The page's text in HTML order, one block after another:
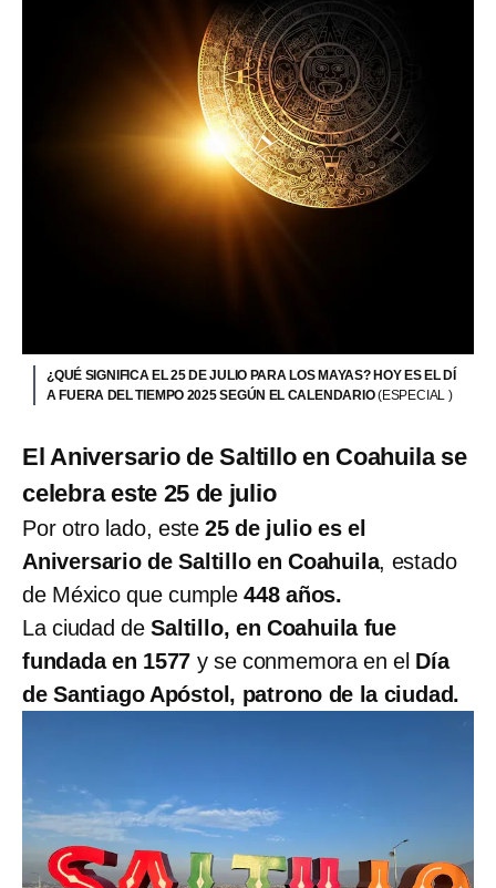
¿QUÉ SIGNIFICA EL 25 DE JULIO PARA LOS MAYAS? HOY ES EL DÍ
A FUERA DEL TIEMPO 2025 SEGÚN EL CALENDARIO(ESPECIAL )
El Aniversario de Saltillo en Coahuila se
celebra este 25 de julio
Por otro lado, este25 de julio es el
Aniversario de Saltillo en Coahuila, estado
de México que cumple448 años.
La ciudad deSaltillo, en Coahuila fue
fundada en 1577 y se conmemora en el Día
de Santiago Apóstol, patrono de la ciudad.